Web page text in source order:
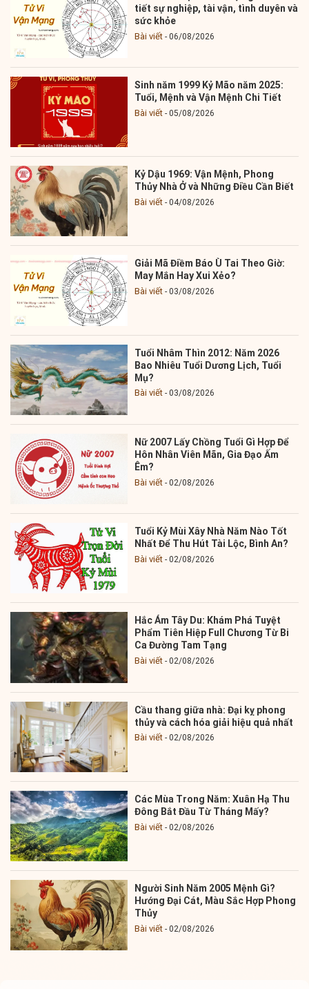
tiết sự nghiệp, tài vận, tình duyên và
sức khỏe
Bài viết 06/08/2026
Sinh năm 1999 Kỷ Mão năm 2025:
Tuổi, Mệnh và Vận Mệnh Chi Tiết
Bài viết 05/08/2026
Kỷ Dậu 1969: Vận Mệnh, Phong
Thủy Nhà Ở và Những Điều Cần Biết
Bài viết 04/08/2026
Giải Mã Điềm Báo Ù Tai Theo Giờ:
May Mắn Hay Xui Xẻo?
Bài viết 03/08/2026
Tuổi Nhâm Thìn 2012: Năm 2026
Bao Nhiêu Tuổi Dương Lịch, Tuổi
Mụ?
Bài viết 03/08/2026
Nữ 2007 Lấy Chồng Tuổi Gì Hợp Để
Hôn Nhân Viên Mãn, Gia Đạo Ấm
Êm?
Bài viết 02/08/2026
Tuổi Kỷ Mùi Xây Nhà Năm Nào Tốt
Nhất Để Thu Hút Tài Lộc, Bình An?
Bài viết 02/08/2026
Hắc Ám Tây Du: Khám Phá Tuyệt
Phẩm Tiên Hiệp Full Chương Từ Bi
Ca Đường Tam Tạng
Bài viết 02/08/2026
Cầu thang giữa nhà: Đại kỵ phong
thủy và cách hóa giải hiệu quả nhất
Bài viết 02/08/2026
Các Mùa Trong Năm: Xuân Hạ Thu
Đông Bắt Đầu Từ Tháng Mấy?
Bài viết 02/08/2026
Người Sinh Năm 2005 Mệnh Gì?
Hướng Đại Cát, Màu Sắc Hợp Phong
Thủy
Bài viết 02/08/2026